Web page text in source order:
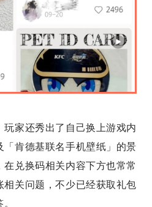
玩家还秀出了自己换上游戏内
「肯德基联名手机壁纸」的景
兑换码相关内容下方也常常
相关问题，不少已经获取礼包